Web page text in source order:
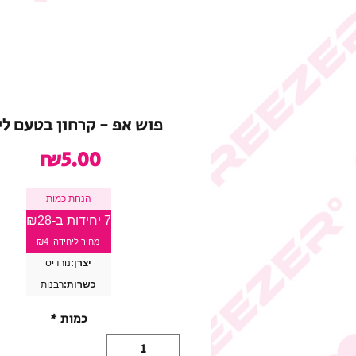
פוש אפ - קרחון בטעם
₪5.00
הנחת כמות
7 יחידות ב-₪28
מחיר ליחידה: ₪4
יצרן:נורדיס
כשרות:רבנות
כמות *